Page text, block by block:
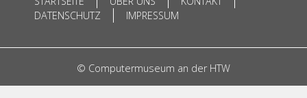
DATENSCHUTZ
IMPRESSUM
© Computermuseum an der HTW